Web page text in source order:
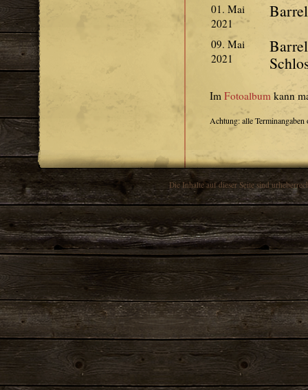
01. Mai
2021
09. Mai
2021
Im Fotoalbum kann
Achtung: alle
Die Inhalte auf dieser Seite sind